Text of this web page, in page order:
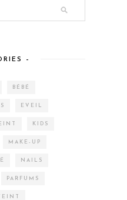
–
BÉBÉ
EVEIL
KIDS
MAKE-UP
NAILS
PARFUMS